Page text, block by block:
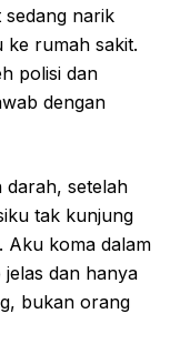
narik
ke rumah sakit.
polisi dan
dengan
darah, setelah
tak kunjung
Aku koma dalam
dan hanya
bukan orang